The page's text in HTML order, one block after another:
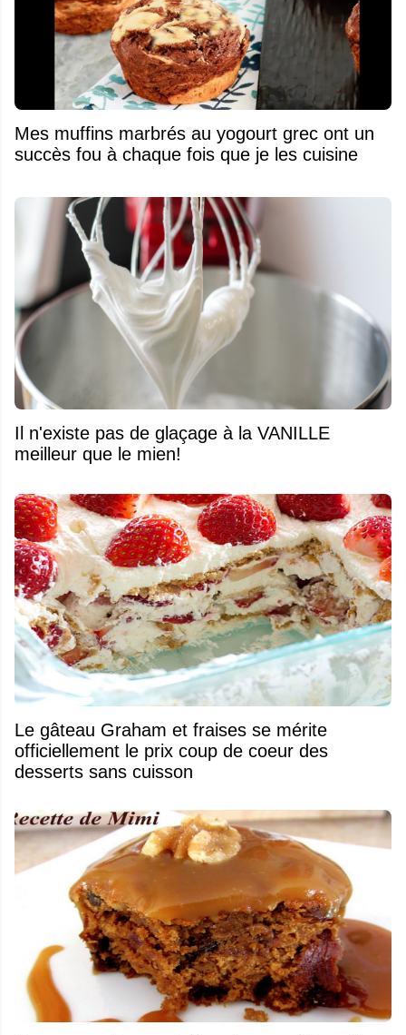
Mes muffins marbrés au yogourt grec ont un
succès fou à chaque fois que je les cuisine
Il n'existe pas de glaçage à la VANILLE
meilleur que le mien!
Le gâteau Graham et fraises se mérite
officiellement le prix coup de coeur des
desserts sans cuisson